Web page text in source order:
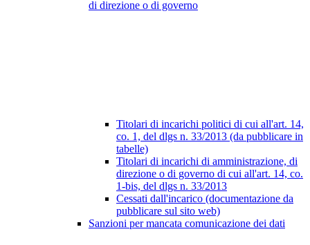
di direzione o di governo
Titolari di incarichi politici di cui all'art. 14,
co. 1, del dlgs n. 33/2013 (da pubblicare in
tabelle)
Titolari di incarichi di amministrazione, di
direzione o di governo di cui all'art. 14, co.
1-bis, del dlgs n. 33/2013
Cessati dall'incarico (documentazione da
pubblicare sul sito web)
Sanzioni per mancata comunicazione dei dati